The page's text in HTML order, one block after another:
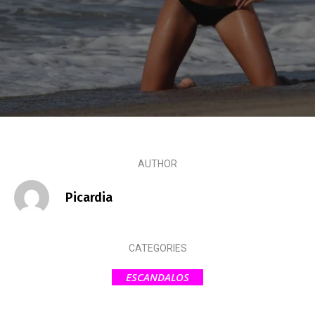
Escandalos,Morbo,
AUTHOR
Picardia
CATEGORIES
ESCANDALOS